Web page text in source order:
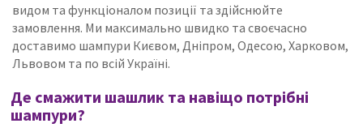
видом та функціоналом позиції та здійснюйте
замовлення. Ми максимально швидко та своєчасно
доставимо шампури Києвом, Дніпром, Одесою, Харковом,
Львовом та по всій Україні.
Де смажити шашлик та навіщо потрібні
шампури?